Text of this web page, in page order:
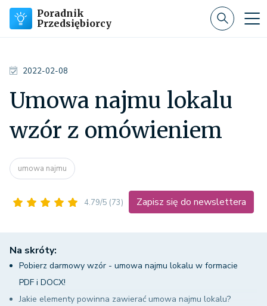
Poradnik
Przedsiębiorcy
2022-02-08
Umowa najmu lokalu
wzór z omówieniem
umowa najmu
4.79/5 (73) Zapisz się do newslettera
Na skróty:
Pobierz darmowy wzór - umowa najmu lokalu w formacie
PDF i DOCX!
Jakie elementy powinna zawierać umowa najmu lokalu?